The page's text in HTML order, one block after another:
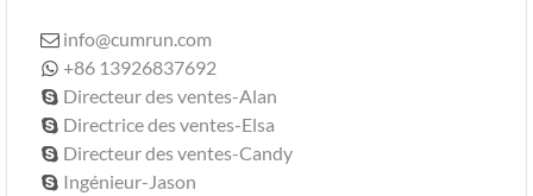
 info@cumrun.com
 +86 13926837692
 Directeur des ventes-Alan
 Directrice des ventes-Elsa
 Directeur des ventes-Candy
 Ingénieur-Jason